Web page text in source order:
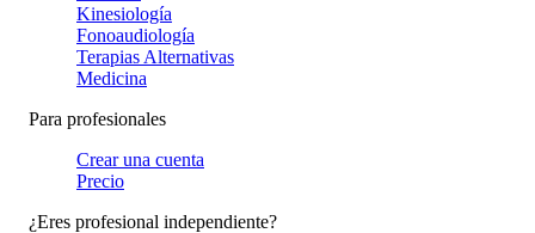
Kinesiología
Fonoaudiología
Terapias Alternativas
Medicina
Para profesionales
Crear una cuenta
Precio
¿Eres profesional independiente?